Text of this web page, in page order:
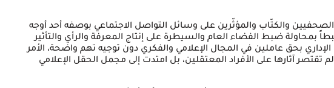
والكتّاب والمؤثّرين على وسائل التواصل الاجتماعي بوصفه أحد أوجه
بمحاولة ضبط الفضاء العام والسيطرة على إنتاج المعرفة والرأي والتأثير
بحق عاملين في المجال الإعلامي والفكري دون توجيه تهم واضحة، الأمر
تقتصر آثارها على الأفراد المعتقلين، بل امتدت إلى مجمل الحقل الإعلامي